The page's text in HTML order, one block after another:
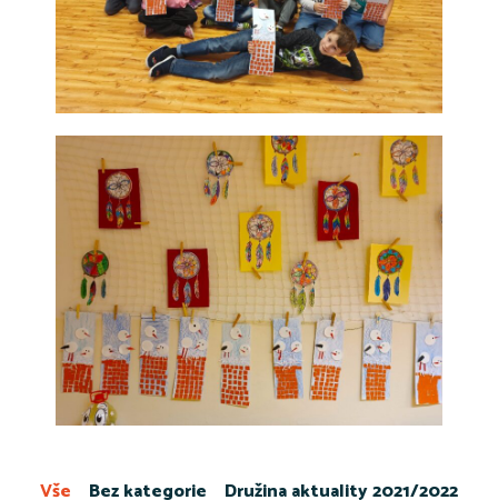
Bez kategorie
Družina aktuality 2021/2022
Vše